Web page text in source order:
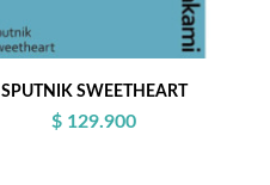
SPUTNIK SWEETHEART
$ 129.900